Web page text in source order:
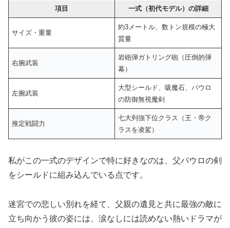
項目 一式（初代モデル）の詳細
サイズ・重量
約3メートル、数トン規模の極大
質量
右腕武装
岩砲弾ガトリング砲（圧倒的弾
幕）
左腕武装
大型シールド、吸魔石、パウロ
の防御無視魔剣
推定戦闘力
七大列強下位クラス（王・帝ク
ラスを凌駕）
私がこの一式のデザインで特に好きなのは、父パウロの剣
をシールドに組み込んでいる点です。
迷宮での悲しい別れを経て、父親の遺見と共に最強の敵に
立ち向かう彼の姿には、涙なしには読めない熱いドラマが